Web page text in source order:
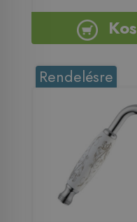
Rendelésre